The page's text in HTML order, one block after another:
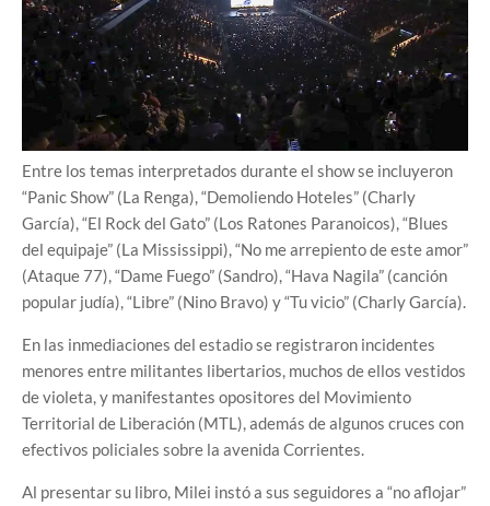
Entre los temas interpretados durante el show se incluyeron
“Panic Show” (La Renga), “Demoliendo Hoteles” (Charly
García), “El Rock del Gato” (Los Ratones Paranoicos), “Blues
del equipaje” (La Mississippi), “No me arrepiento de este amor”
(Ataque 77), “Dame Fuego” (Sandro), “Hava Nagila” (canción
popular judía), “Libre” (Nino Bravo) y “Tu vicio” (Charly García).
En las inmediaciones del estadio se registraron incidentes
menores entre militantes libertarios, muchos de ellos vestidos
de violeta, y manifestantes opositores del Movimiento
Territorial de Liberación (MTL), además de algunos cruces con
efectivos policiales sobre la avenida Corrientes.
Al presentar su libro, Milei instó a sus seguidores a “no aflojar”